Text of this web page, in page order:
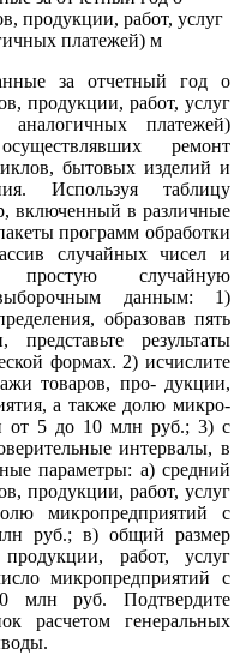
за отчетный год о
продукции, работ, услуг
платежей)
ремонт
бытовых изделий и
Используя таблицу
включенный в различные
программ обработки
случайных чисел и
простую случайную
данным: 1)
образовав пять
результаты
формах. 2) исчислите
товаров, про- дукции,
а также долю микро-
от 5 до 10 млн руб.; 3) с
интервалы, в
параметры: а) средний
продукции, работ, услуг
микропредприятий с
руб.; в) общий размер
работ, услуг
микропредприятий с
млн руб. Подтвердите
расчетом генеральных